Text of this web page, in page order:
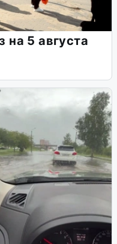
на 5 августа